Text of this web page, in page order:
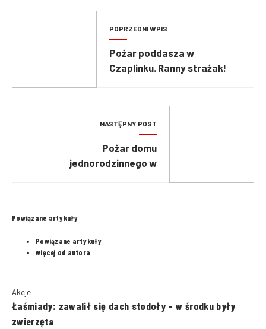
POPRZEDNI WPIS
Pożar poddasza w
Czaplinku. Ranny strażak!
NASTĘPNY POST
Pożar domu
jednorodzinnego w
Powiązane artykuły
Powiązane artykuły
więcej od autora
Akcje
Łaśmiady: zawalił się dach stodoły – w środku były
zwierzęta